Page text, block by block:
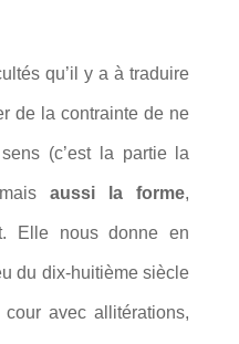
qu’il y a à traduire
de la contrainte de ne
(c’est la partie la
maisaussi la forme,
Elle nous donne en
du dix-huitième siècle
avec allitérations,